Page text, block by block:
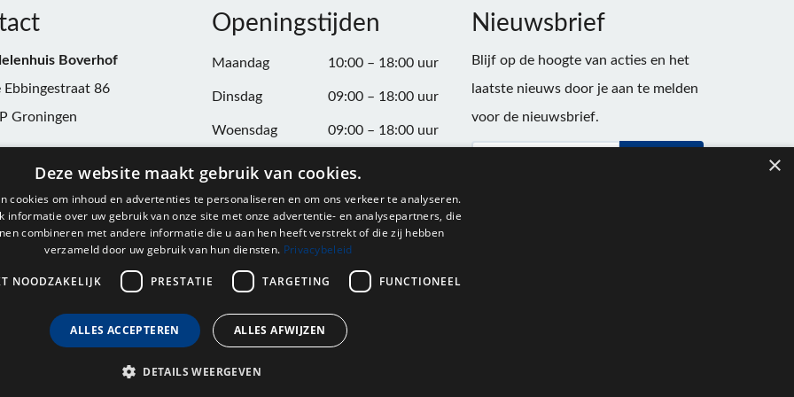
Boverhof
Ebbingestraat 86
Groningen
Openingstijden
Maandag 10:00 – 18:00 uur
Dinsdag 09:00 – 18:00 uur
Woensdag 09:00 – 18:00 uur
Donderdag 09:00 – 20:00 uur
Vrijdag 09:00 – 18:00 uur
Zaterdag 09:00 – 17:00 uur
Nieuwsbrief
Blijf op de hoogte van acties en het
laatste nieuws door je aan te melden
voor de nieuwsbrief.
×
Deze website maakt gebruik van cookies.
cookies om inhoud en advertenties te personaliseren en om ons verkeer te analyseren.
informatie over uw gebruik van onze site met onze advertentie- en analysepartners, die
combineren met andere informatie die u aan hen heeft verstrekt of die zij hebben
verzameld door uw gebruik van hun diensten. Privacybeleid
NOODZAKELIJK PRESTATIE TARGETING FUNCTIONEEL
ALLES ACCEPTEREN ALLES AFWIJZEN
DETAILS WEERGEVEN